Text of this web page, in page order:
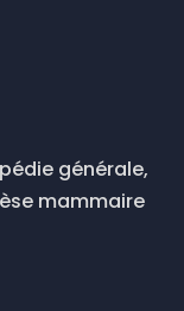
générale,
mammaire